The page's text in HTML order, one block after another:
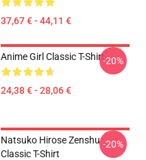
37,67 € - 44,11 €
Anime Girl Classic T-Shirt
24,38 € - 28,06 €
-20%
Natsuko Hirose Zenshu
Classic T-Shirt
-20%